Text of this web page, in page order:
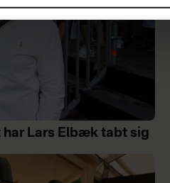
har Lars Elbæk tabt sig